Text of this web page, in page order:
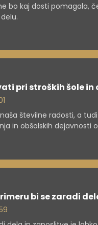
bo kaj dosti pomagala,
pri stroških šole
številne radosti, a
in obšolskih dejavnosti
ne da bi otrokom
dejavnostih.
bi se zaradi